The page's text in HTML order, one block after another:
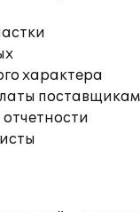
характера
поставщикам